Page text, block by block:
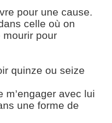
pour une cause.
celle où on
mourir pour
quinze ou seize
m’engager avec lui
une forme de